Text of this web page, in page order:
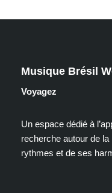
Musique Brésil
Voyagez
Un espace dédié à
recherche autour de
rythmes et de ses